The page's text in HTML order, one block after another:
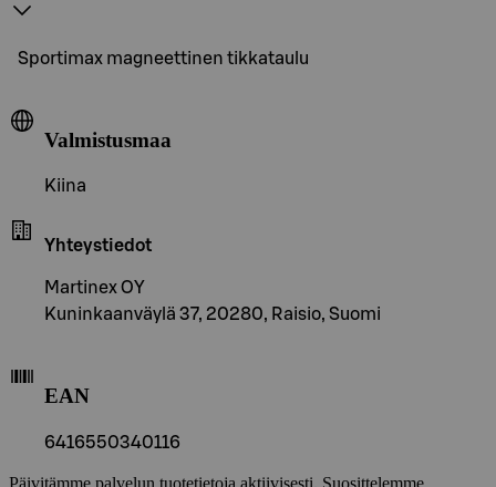
Sportimax magneettinen tikkataulu
Valmistusmaa
Kiina
Yhteystiedot
Martinex OY
Kuninkaanväylä 37, 20280, Raisio, Suomi
EAN
6416550340116
Päivitämme palvelun tuotetietoja aktiivisesti. Suosittelemme